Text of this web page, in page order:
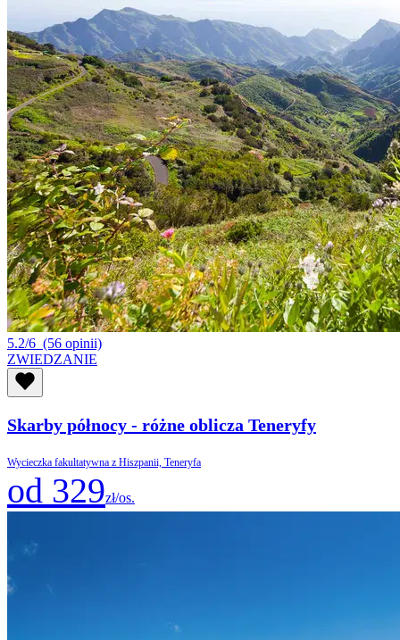
5.2/6 (56 opinii)
ZWIEDZANIE
Skarby północy - różne oblicza Teneryfy
Wycieczka fakultatywna z Hiszpanii, Teneryfa
od 329zł/os.